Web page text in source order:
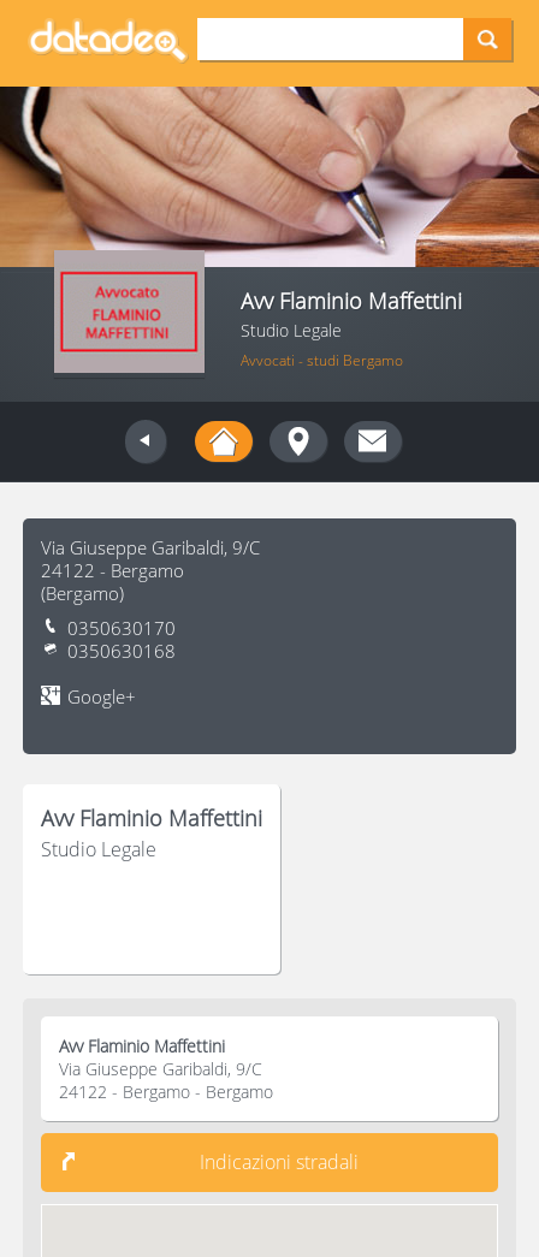
Avv Flaminio Maffettini
Studio Legale
Avvocati - studi Bergamo
Via Giuseppe Garibaldi, 9/C
24122 - Bergamo
(Bergamo)
0350630170
0350630168
Google+
Avv Flaminio Maffettini
Studio Legale
Avv Flaminio Maffettini
Via Giuseppe Garibaldi, 9/C
24122 - Bergamo - Bergamo
Indicazioni stradali